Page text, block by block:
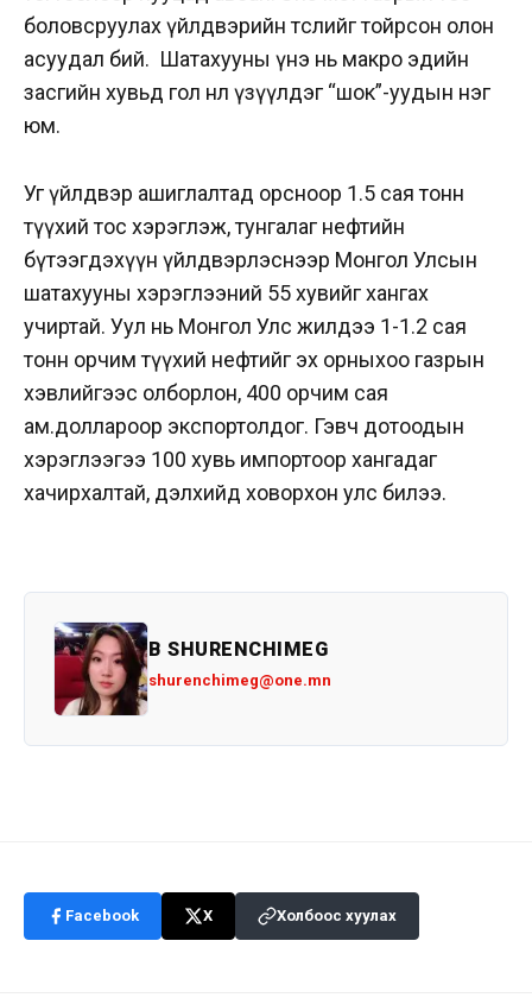
боловсруулах үйлдвэрийн төслийг тойрсон олон
асуудал бий. Шатахууны үнэ нь макро эдийн
засгийн хувьд гол нөлөө үзүүлдэг “шок”-уудын нэг
юм.
Угүйлдвэр ашиглалтад орсноор 1.5 сая тонн
түүхий тос хэрэглэж, тунгалаг нефтийн
бүтээгдэхүүн үйлдвэрлэснээр Монгол Улсын
шатахууны хэрэглээний 55 хувийг хангах
учиртай. Уул нь Монгол Улс жилдээ 1-1.2 сая
тонн орчим түүхий нефтийг эх орныхоо газрын
хэвлийгээс олборлон, 400 орчим сая
ам.доллароор экспортолдог. Гэвч дотоодын
хэрэглээгээ 100 хувь импортоор хангадаг
хачирхалтай, дэлхийд ховорхон улс билээ.
B SHURENCHIMEG
shurenchimeg@one.mn
Facebook X Холбоос хуулах